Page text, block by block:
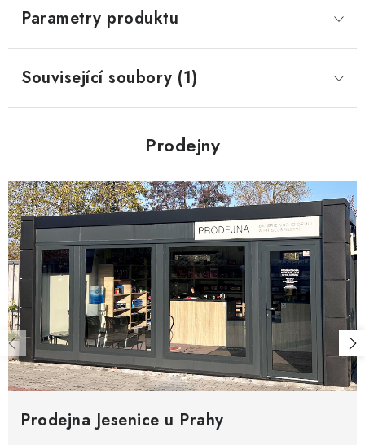
ZPĚTNÝ ODBĚR ELEKTROZAŘÍZENÍ A BATERIÍ
Parametry produktu
Související soubory (1)
Prodejny
Prodejna Jesenice u Prahy